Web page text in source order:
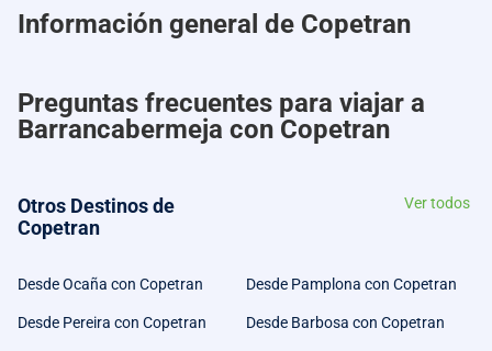
Información general de Copetran
Preguntas frecuentes para viajar a
Barrancabermeja con Copetran
Otros Destinos de
Copetran
Ver todos
Desde Ocaña con Copetran Desde Pamplona con Copetran
Desde Pereira con Copetran Desde Barbosa con Copetran